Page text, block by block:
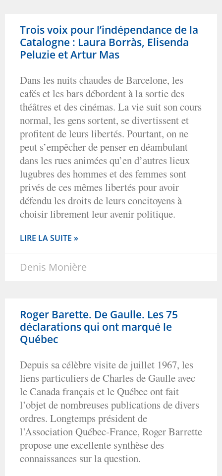
Trois voix pour l’indépendance de la
Catalogne : Laura Borràs, Elisenda
Peluzie et Artur Mas
Dans les nuits chaudes de Barcelone, les
cafés et les bars débordent à la sortie des
théâtres et des cinémas. La vie suit son cours
normal, les gens sortent, se divertissent et
profitent de leurs libertés. Pourtant, on ne
peut s’empêcher de penser en déambulant
dans les rues animées qu’en d’autres lieux
lugubres des hommes et des femmes sont
privés de ces mêmes libertés pour avoir
défendu les droits de leurs concitoyens à
choisir librement leur avenir politique.
LIRE LA SUITE »
Denis Monière
Roger Barette. De Gaulle. Les 75
déclarations qui ont marqué le
Québec
Depuis sa célèbre visite de juillet 1967, les
liens particuliers de Charles de Gaulle avec
le Canada français et le Québec ont fait
l’objet de nombreuses publications de divers
ordres. Longtemps président de
l’Association Québec-France, Roger Barrette
propose une excellente synthèse des
connaissances sur la question.